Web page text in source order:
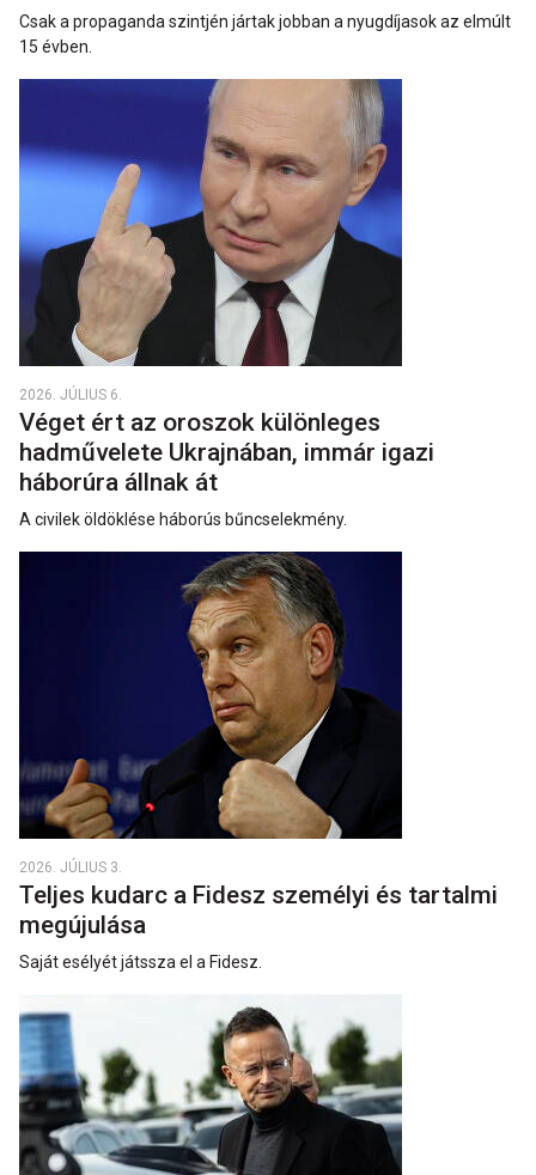
Csak a propaganda szintjén jártak jobban a nyugdíjasok az elmúlt
15 évben.
2026. JÚLIUS 6.
Véget ért az oroszok különleges
hadművelete Ukrajnában, immár igazi
háborúra állnak át
A civilek öldöklése háborús bűncselekmény.
2026. JÚLIUS 3.
Teljes kudarc a Fidesz személyi és tartalmi
megújulása
Saját esélyét játssza el a Fidesz.